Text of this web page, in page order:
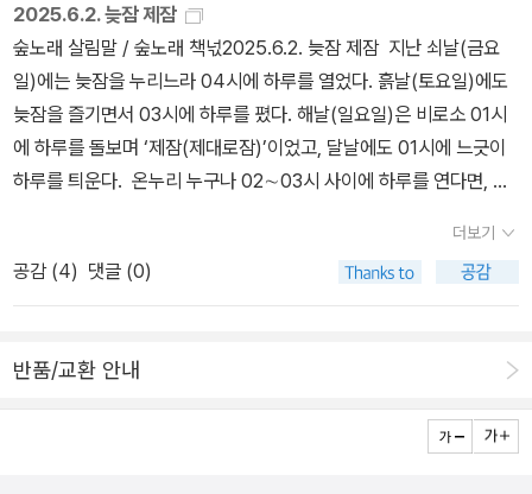
노출을 시킴으로써 발표를 잘하는 사람으로 정체성을 잡아나가야 겠
다.
2025.6.2. 늦잠 제잠
숲노래 살림말 / 숲노래 책넋2025.6.2. 늦잠 제잠 지난 쇠날(금요
일)에는 늦잠을 누리느라 04시에 하루를 열었다. 흙날(토요일)에도
늦잠을 즐기면서 03시에 하루를 폈다. 해날(일요일)은 비로소 01시
에 하루를 돌보며 ‘제잠(제대로잠)’이었고, 달날에도 01시에 느긋이
하루를 틔운다. 온누리 누구나 02∼03시 사이에 하루를 연다면, 이
맑게 기지개를 켜고, 02시에 바야흐로 훅 열리고, 03시에 밝게 피어
나고, 04시에 고즈넉이 자라난다. 05시는 꽃이 지며 씨앗이 맺으려
는 때이고, 06시는 느긋이 열매가 익는 때이다. 이 얼거리를 옛사람
넋으로 알았다. 벼슬아치와 임금과 글바치와 나리와 싸울아비와 돈꾼
잠든다. 새로 태어나듯 깨어날 때까지 뭘 보거나 놀거나 일하느라 지
더보기
공감 (4) 댓글 (0)
반품/교환 안내